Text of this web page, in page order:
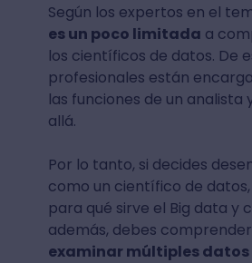
Según los expertos en el
es un poco limitada a
los científicos de datos. De
profesionales están
las funciones de un analista
allá.
Por lo tanto, si decides
como un científico de
para qué sirve el Big data y
además, debes comprender
examinar múltiples datos